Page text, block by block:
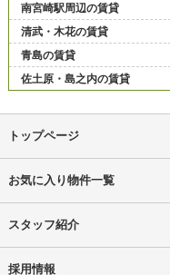
南宮崎駅周辺の賃貸
清武・木花の賃貸
青島の賃貸
佐土原・島之内の賃貸
トップページ
お気に入り物件一覧
スタッフ紹介
採用情報